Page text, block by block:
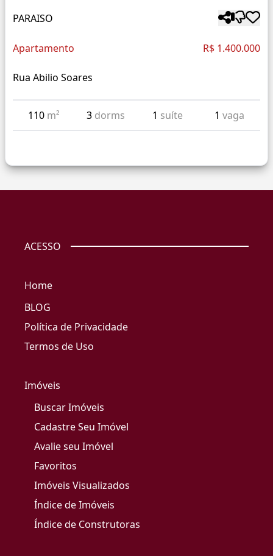
PARAISO
Apartamento R$ 1.400.000
Rua Abilio Soares
110 m² 3 dorms 1 suíte 1 vaga
ACESSO
Home
BLOG
Política de Privacidade
Termos de Uso
Imóveis
Buscar Imóveis
Cadastre Seu Imóvel
Avalie seu Imóvel
Favoritos
Imóveis Visualizados
Índice de Imóveis
Índice de Construtoras